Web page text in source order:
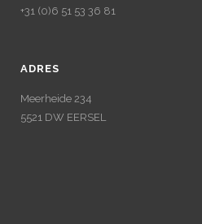
+31 (0)6 51 53 36 81
ADRES
Meerheide 234
5521 DW EERSEL